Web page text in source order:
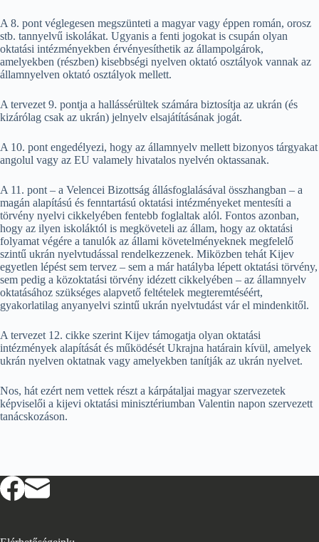
A 8. pont véglegesen megszünteti a magyar vagy éppen román, orosz
stb. tannyelvű iskolákat. Ugyanis a fenti jogokat is csupán olyan
oktatási intézményekben érvényesíthetik az állampolgárok,
amelyekben (részben) kisebbségi nyelven oktató osztályok vannak az
államnyelven oktató osztályok mellett.
A tervezet 9. pontja a hallássérültek számára biztosítja az ukrán (és
kizárólag csak az ukrán) jelnyelv elsajátításának jogát.
A 10. pont engedélyezi, hogy az államnyelv mellett bizonyos tárgyakat
angolul vagy az EU valamely hivatalos nyelvén oktassanak.
A 11. pont – a Velencei Bizottság állásfoglalásával összhangban – a
magán alapítású és fenntartású oktatási intézményeket mentesíti a
törvény nyelvi cikkelyében fentebb foglaltak alól. Fontos azonban,
hogy az ilyen iskoláktól is megköveteli az állam, hogy az oktatási
folyamat végére a tanulók az állami követelményeknek megfelelő
szintű ukrán nyelvtudással rendelkezzenek. Miközben tehát Kijev
egyetlen lépést sem tervez – sem a már hatályba lépett oktatási törvény,
sem pedig a közoktatási törvény idézett cikkelyében – az államnyelv
oktatásához szükséges alapvető feltételek megteremtéséért,
gyakorlatilag anyanyelvi szintű ukrán nyelvtudást vár el mindenkitől.
A tervezet 12. cikke szerint Kijev támogatja olyan oktatási
intézmények alapítását és működését Ukrajna határain kívül, amelyek
ukrán nyelven oktatnak vagy amelyekben tanítják az ukrán nyelvet.
Nos, hát ezért nem vettek részt a kárpátaljai magyar szervezetek
képviselői a kijevi oktatási minisztériumban Valentin napon szervezett
tanácskozáson.